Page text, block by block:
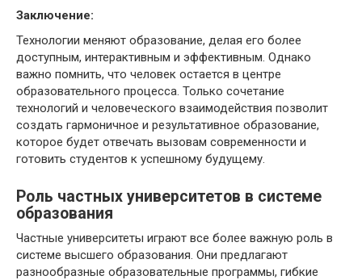
Заключение:
Технологии меняют образование, делая его более
доступным, интерактивным и эффективным. Однако
важно помнить, что человек остается в центре
образовательного процесса. Только сочетание
технологий и человеческого взаимодействия позволит
создать гармоничное и результативное образование,
которое будет отвечать вызовам современности и
готовить студентов к успешному будущему.
Роль частных университетов в системе
образования
Частные университеты играют все более важную роль в
системе высшего образования. Они предлагают
разнообразные образовательные программы, гибкие